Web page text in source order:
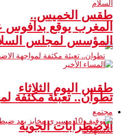
طقس الخميس..
تطوان.. تعبئة مكثفة
الاضطرابات الجوية
المغرب يوقع بدافوس
المؤسس لمجلس
طقس اليوم الثلاثاء
مجتمع